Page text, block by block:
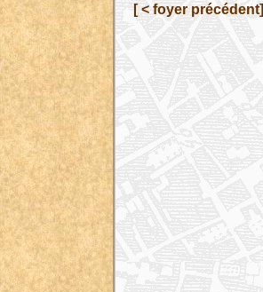
[ < foyer précédent]